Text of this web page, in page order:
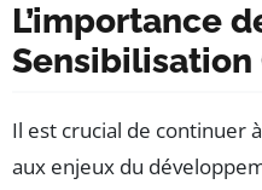
L’importance
Sensibilisation
Il est crucial de continuer
aux enjeux du